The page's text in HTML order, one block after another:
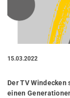
15.03.2022
Der TV
einen